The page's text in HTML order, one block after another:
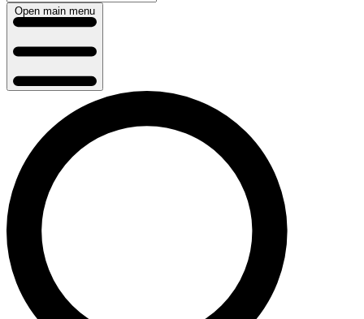
Open main menu